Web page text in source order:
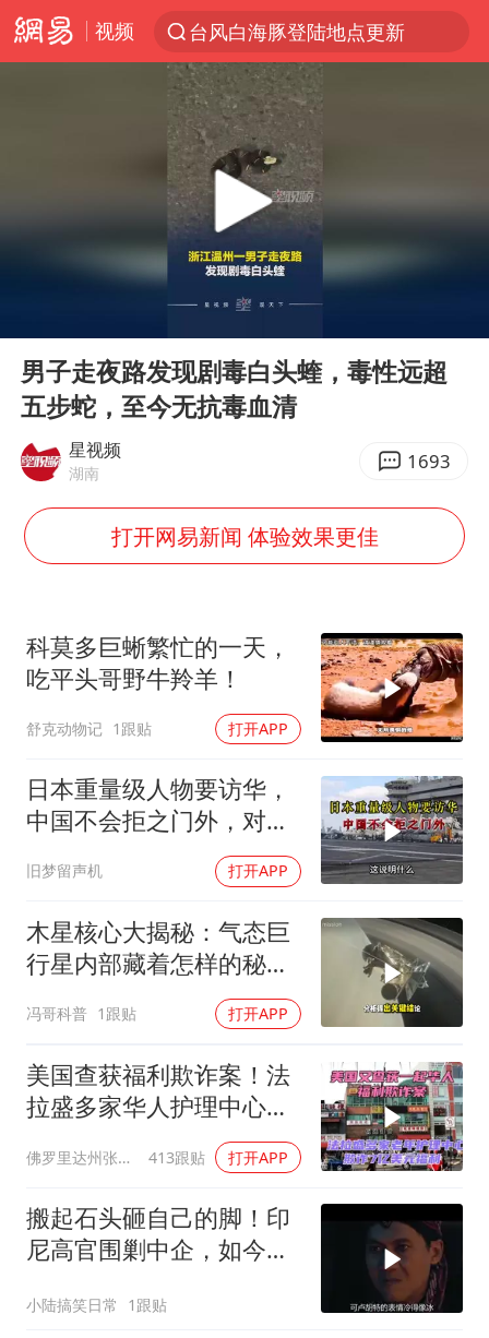
视频
台风白海豚登陆地点更新
看守所辅警收受10万获刑1年
台风白海豚进入48小时警戒线
陈熠被张本美和连扳三局逆转
多地要求领导干部带头休假
中方回应是否在太平洋海底开采稀土
宇树科技 打新
房主任回应争议
把党建设得更加坚强有力
41岁女子为鼓励女儿考上985研究生
奋进开新局 实干挑大梁
Play
男子走夜路发现剧毒白头蝰，毒性远超
五步蛇，至今无抗毒血清
星视频
湖南 1693
打开网易新闻 体验效果更佳
科莫多巨蜥繁忙的一天，
吃平头哥野牛羚羊！
舒克动物记 1跟贴 打开APP
日本重量级人物要访华，
中国不会拒之门外，对日
旧梦留声机 打开APP
木星核心大揭秘：气态巨
行星内部藏着怎样的秘密
冯哥科普 1跟贴 打开APP
美国查获福利欺诈案！法
拉盛多家华人护理中心欺
佛罗里达州张司令 413跟贴 打开APP
搬起石头砸自己的脚！印
尼高官围剿中企，如今烂
小陆搞笑日常 1跟贴